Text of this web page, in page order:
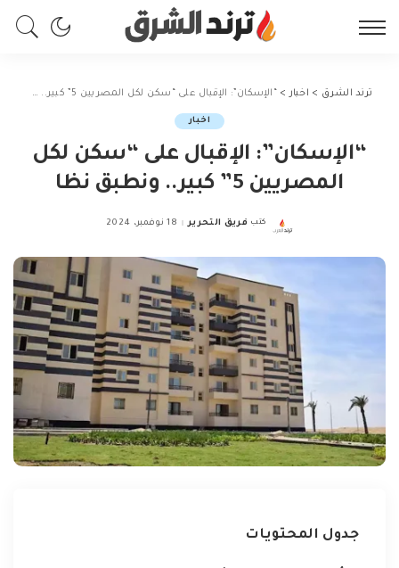
ترند الشرق > اخبار >“الإسكان”: الإقبال على “سكن لكل المصريين 5” كبير.. ونطبق نظا
اخبار
“الإسكان”: الإقبال على “سكن لكل
المصريين 5” كبير.. ونطبق نظا
Posted
كتب فريق التحرير 18 نوفمبر، 2024
جدول المحتويات